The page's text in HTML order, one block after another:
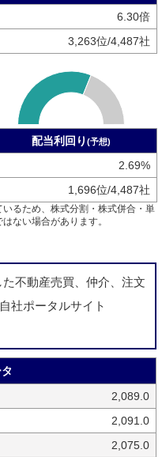
6.30倍
3,263位/4,487社
配当利回り (予想)
2.69%
1,696位/4,487社
るため、株式分割・株式併合・単
ない場合があります。
不動産売買、仲介、注文
社ポータルサイト
2,089.0
2,091.0
2,075.0